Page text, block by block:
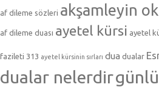
af dileme sözleri akşamleyin
af dileme duası ayetel kürsi ayetel
fazileti 313 ayetel kürsinin sırları dua dualar
dualar nelerdir